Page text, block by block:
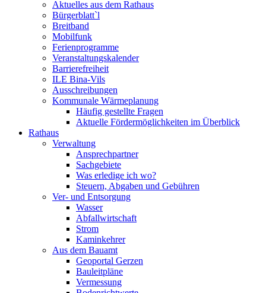
Aktuelles aus dem Rathaus
Bürgerblatt`l
Breitband
Mobilfunk
Ferienprogramme
Veranstaltungskalender
Barrierefreiheit
ILE Bina-Vils
Ausschreibungen
Kommunale Wärmeplanung
Häufig gestellte Fragen
Aktuelle Fördermöglichkeiten im Überblick
Rathaus
Verwaltung
Ansprechpartner
Sachgebiete
Was erledige ich wo?
Steuern, Abgaben und Gebühren
Ver- und Entsorgung
Wasser
Abfallwirtschaft
Strom
Kaminkehrer
Aus dem Bauamt
Geoportal Gerzen
Bauleitpläne
Vermessung